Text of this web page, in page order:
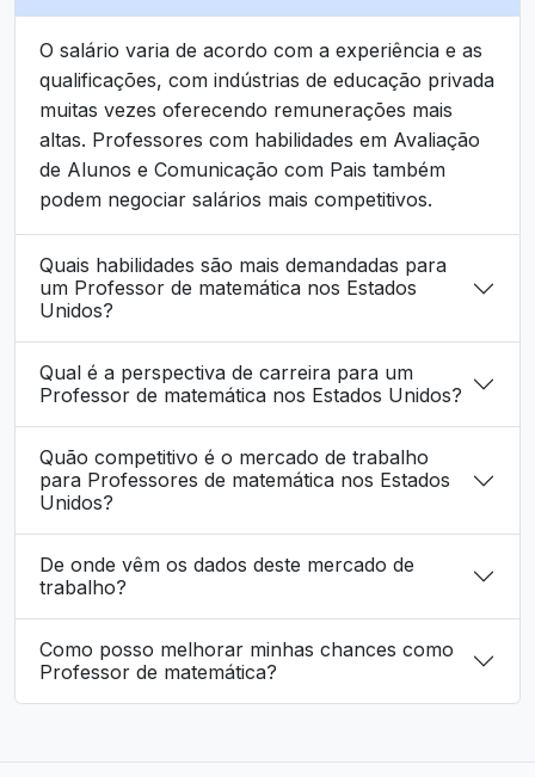
O salário varia de acordo com a experiência e as
qualificações, com indústrias de educação privada
muitas vezes oferecendo remunerações mais
altas. Professores com habilidades em Avaliação
de Alunos e Comunicação com Pais também
podem negociar salários mais competitivos.
Quais habilidades são mais demandadas para
um Professor de matemática nos Estados
Unidos?
Qual é a perspectiva de carreira para um
Professor de matemática nos Estados Unidos?
Quão competitivo é o mercado de trabalho
para Professores de matemática nos Estados
Unidos?
De onde vêm os dados deste mercado de
trabalho?
Como posso melhorar minhas chances como
Professor de matemática?